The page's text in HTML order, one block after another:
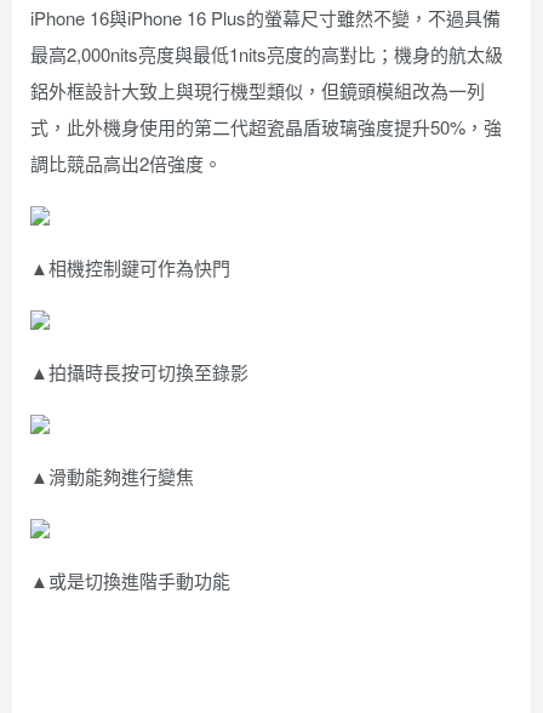
iPhone 16與iPhone 16 Plus的螢幕尺寸雖然不變，不過具備
最高2,000nits亮度與最低1nits亮度的高對比；機身的航太級
鋁外框設計大致上與現行機型類似，但鏡頭模組改為一列
式，此外機身使用的第二代超瓷晶盾玻璃強度提升50%，強
調比競品高出2倍強度。
▲相機控制鍵可作為快門
▲拍攝時長按可切換至錄影
▲滑動能夠進行變焦
▲或是切換進階手動功能